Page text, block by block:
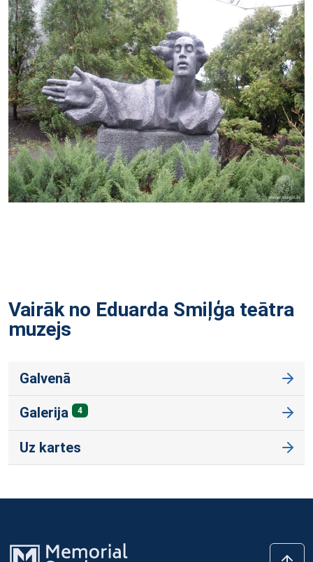
Vairāk no Eduarda Smiļģa teātra
muzejs
Galvenā
Galerija 4
Uz kartes